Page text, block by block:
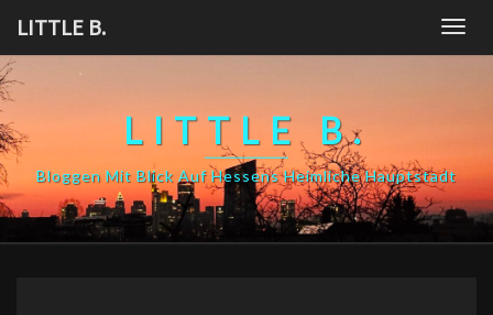
content
LITTLE B.
LITTLE B.
Bloggen Mit Blick Auf Hessens Heimliche Hauptstadt